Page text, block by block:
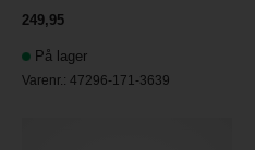
249,95
På lager
Varenr.:47296-171-3639